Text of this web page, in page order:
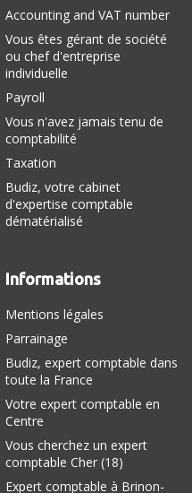
Accounting and VAT number
Vous êtes gérant de société
ou chef d'entreprise
individuelle
Payroll
Vous n'avez jamais tenu de
comptabilité
Taxation
Budiz, votre cabinet
d'expertise comptable
dématérialisé
Informations
Mentions légales
Parrainage
Budiz, expert comptable dans
toute la France
Votre expert comptable en
Centre
Vous cherchez un expert
comptable Cher (18)
Expert comptable à Brinon-